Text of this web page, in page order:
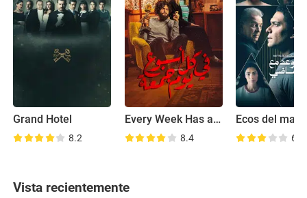
Grand Hotel
8.2
Every Week Has a Friday
8.4
Ecos del mar
6.4
Vista recientemente